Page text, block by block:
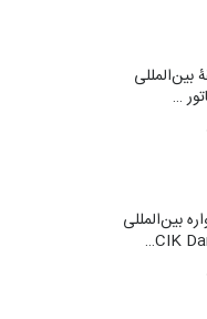
بین‌المللی
…
بین‌المللی